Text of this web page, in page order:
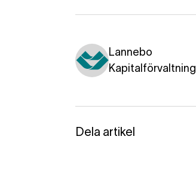
Lannebo
Kapitalförvaltning
Dela artikel